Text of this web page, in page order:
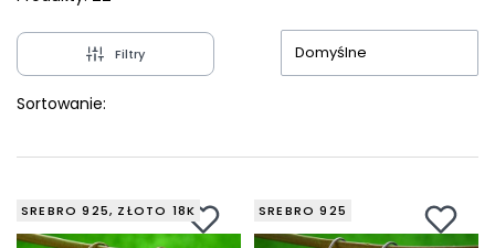
Filtry
Sortowanie:
Domyślne
SREBRO 925, ZŁOTO 18K SREBRO 925